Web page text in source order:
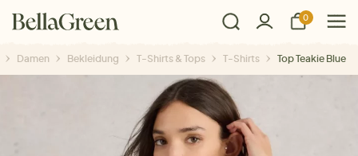
0
Damen Bekleidung T-Shirts & Tops T-Shirts Top Teakie Blue